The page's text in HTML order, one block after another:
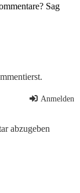
Sag
Anmelden
abzugeben